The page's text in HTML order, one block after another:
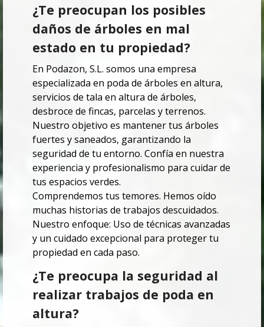
¿Te preocupan los posibles
daños de árboles en mal
estado en tu propiedad?
En Podazon, S.L. somos una empresa
especializada en poda de árboles en altura,
servicios de tala en altura de árboles,
desbroce de fincas, parcelas y terrenos.
Nuestro objetivo es mantener tus árboles
fuertes y saneados, garantizando la
seguridad de tu entorno. Confía en nuestra
experiencia y profesionalismo para cuidar de
tus espacios verdes.
Comprendemos tus temores. Hemos oído
muchas historias de trabajos descuidados.
Nuestro enfoque: Uso de técnicas avanzadas
y un cuidado excepcional para proteger tu
propiedad en cada paso.
¿Te preocupa la seguridad al
realizar trabajos de poda en
altura?